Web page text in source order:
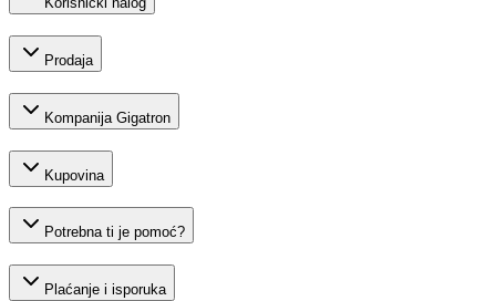
Prodaja
Kompanija Gigatron
Kupovina
Potrebna ti je pomoć?
Plaćanje i isporuka